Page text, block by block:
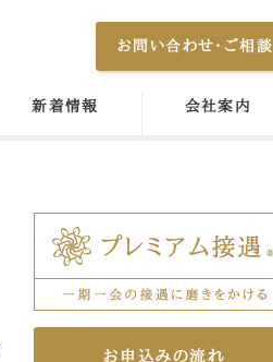
お問い合わせ・ご相談
新着情報 会社案内
お申込みの流れ